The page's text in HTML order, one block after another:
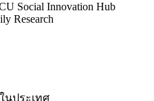
Social Innovation Hub
Research
นประเทศ